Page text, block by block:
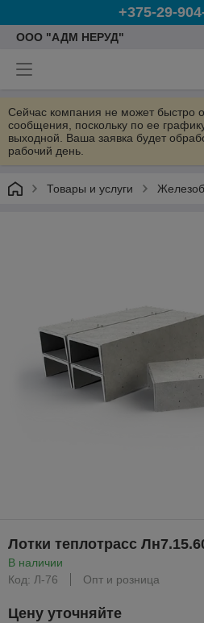
+375-29-
ООО "АДМ НЕРУД"
Сейчас компания не может быстро
сообщения, поскольку по ее
выходной. Ваша заявка будет
рабочий день.
Товары и услуги
Лотки теплотрасс
В наличии
Код: Л-76
Опт и розница
Цену уточняйте